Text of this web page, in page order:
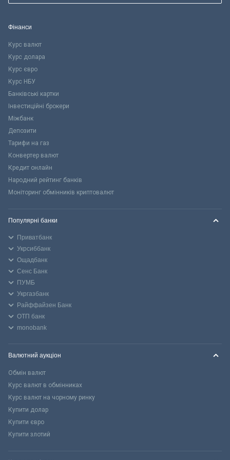
Фінанси
Курс валют
Курс долара
Курс євро
Курс НБУ
Банківські картки
Інвестиційні брокери
Міжбанк
Депозити
Тарифи на газ
Конвертер валют
Кредит онлайн
Народний рейтинг банків
Моніторинг обмінників криптовалют
Популярні банки
Приватбанк
Укрсиббанк
Ощадбанк
Сенс Банк
ПУМБ
Укргазбанк
Райффайзен Банк
ОТП банк
monobank
Валютний аукціон
Обмін валют
Курс валют в обмінниках
Курс валют на чорному ринку
Купити долар
Купити євро
Купити злотий